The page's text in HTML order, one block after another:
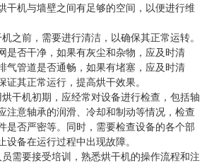
干机与墙壁之间有足够的空间，以便进行维
之前，需要进行清洁，以确保其正常运转。
是否干净，如果有灰尘和杂物，应及时清
气管道是否通畅，如果有堵塞，应及时清
证其正常运行，提高烘干效果。
干机初期，应经常对设备进行检查，包括轴
注意轴承的润滑、冷却和制动等情况，检查
是否严密等。同时，需要检查设备的各个部
设备在运行过程中出现故障。
需要接受培训，熟悉烘干机的操作流程和注